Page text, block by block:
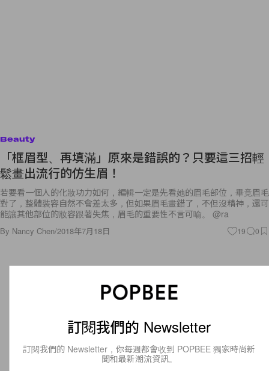
Beauty
「框眉型、再填滿」原來是錯誤的？只要這三招輕
鬆畫出流行的仿生眉！
若要看一個人的化妝功力如何，編輯一定是先看她的眉毛部位，畢竟眉毛
對了，整體裝容自然不會差太多，但如果眉毛畫錯了，不但沒精神，還可
能讓其他部位的妝容跟著失焦，眉毛的重要性不言可喻。 @ra
By Nancy Chen/2018年7月18日 19 0
訂閱我們的 Newsletter
訂閱我們的 Newsletter，你每週都會收到 POPBEE 獨家時尚新
聞和最新潮流資訊。